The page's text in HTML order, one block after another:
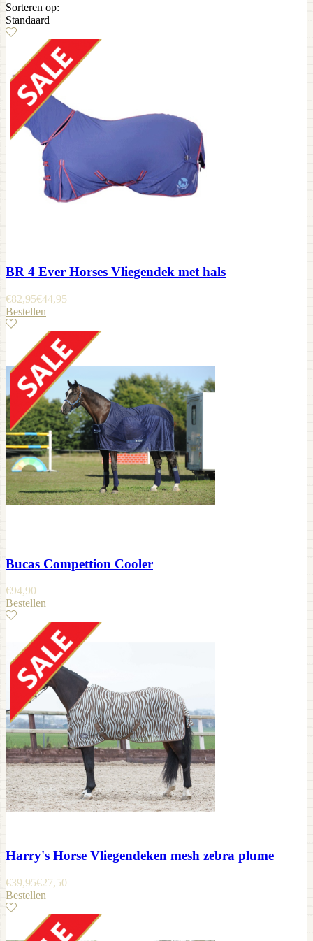
Sorteren op:
Standaard
BR 4 Ever Horses Vliegendek met hals
€82,95€44,95
Bestellen
Bucas Compettion Cooler
€94,90
Bestellen
Harry's Horse Vliegendeken mesh zebra plume
€39,95€27,50
Bestellen